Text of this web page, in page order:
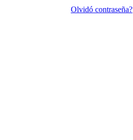
Olvidó contraseña?